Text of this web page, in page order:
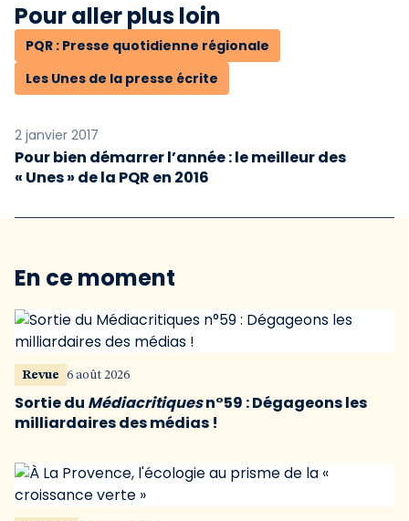
Pour aller plus loin
PQR : Presse quotidienne régionale
Les Unes de la presse écrite
2 janvier 2017
Pour bien démarrer l’année : le meilleur des
« Unes » de la PQR en 2016
En ce moment
Revue 6 août 2026
Sortie du Médiacritiquesn°59 : Dégageons les
milliardaires des médias !